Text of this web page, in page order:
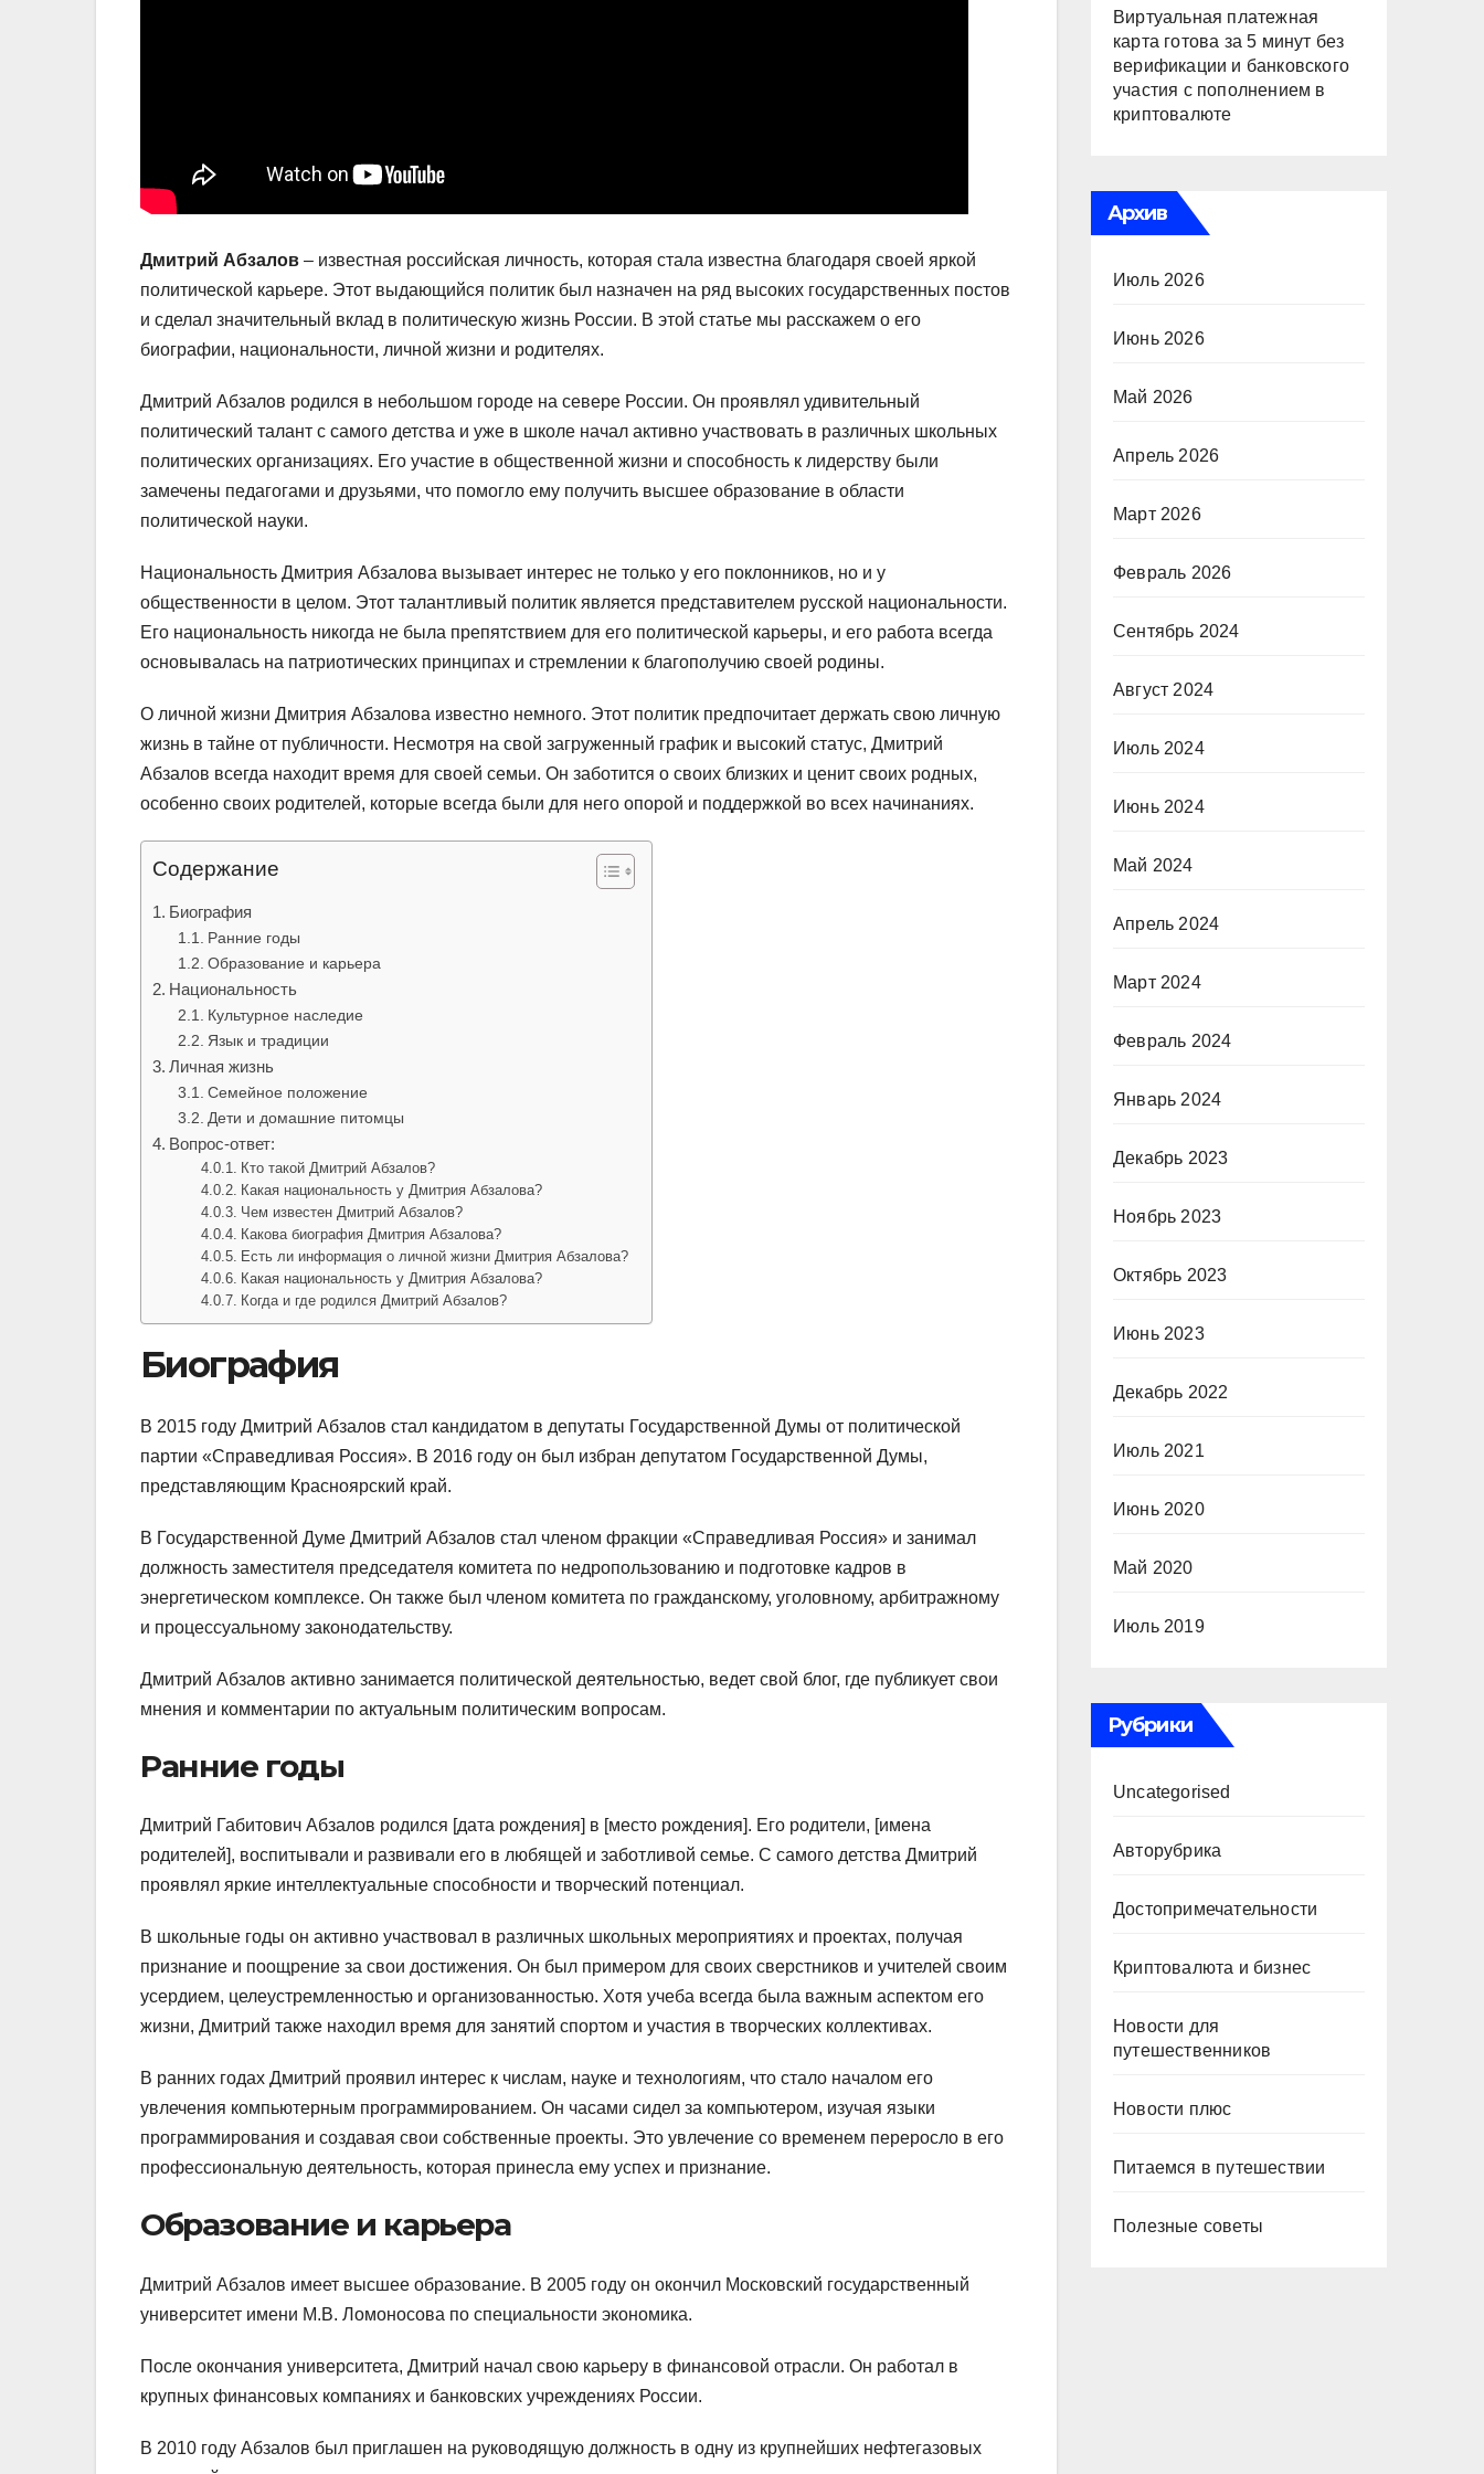
Дмитрий Абзалов – известная российская личность, которая стала известна благодаря своей яркой
политической карьере. Этот выдающийся политик был назначен на ряд высоких государственных постов
и сделал значительный вклад в политическую жизнь России. В этой статье мы расскажем о его
биографии, национальности, личной жизни и родителях.
Дмитрий Абзалов родился в небольшом городе на севере России. Он проявлял удивительный
политический талант с самого детства и уже в школе начал активно участвовать в различных школьных
политических организациях. Его участие в общественной жизни и способность к лидерству были
замечены педагогами и друзьями, что помогло ему получить высшее образование в области
политической науки.
Национальность Дмитрия Абзалова вызывает интерес не только у его поклонников, но и у
общественности в целом. Этот талантливый политик является представителем русской национальности.
Его национальность никогда не была препятствием для его политической карьеры, и его работа всегда
основывалась на патриотических принципах и стремлении к благополучию своей родины.
О личной жизни Дмитрия Абзалова известно немного. Этот политик предпочитает держать свою личную
жизнь в тайне от публичности. Несмотря на свой загруженный график и высокий статус, Дмитрий
Абзалов всегда находит время для своей семьи. Он заботится о своих близких и ценит своих родных,
особенно своих родителей, которые всегда были для него опорой и поддержкой во всех начинаниях.
Содержание
Биография
Ранние годы
Образование и карьера
Национальность
Культурное наследие
Язык и традиции
Личная жизнь
Семейное положение
Дети и домашние питомцы
Вопрос-ответ:
Кто такой Дмитрий Абзалов?
Какая национальность у Дмитрия Абзалова?
Чем известен Дмитрий Абзалов?
Какова биография Дмитрия Абзалова?
Есть ли информация о личной жизни Дмитрия Абзалова?
Какая национальность у Дмитрия Абзалова?
Когда и где родился Дмитрий Абзалов?
Биография
В 2015 году Дмитрий Абзалов стал кандидатом в депутаты Государственной Думы от политической
партии «Справедливая Россия». В 2016 году он был избран депутатом Государственной Думы,
представляющим Красноярский край.
В Государственной Думе Дмитрий Абзалов стал членом фракции «Справедливая Россия» и занимал
должность заместителя председателя комитета по недропользованию и подготовке кадров в
энергетическом комплексе. Он также был членом комитета по гражданскому, уголовному, арбитражному
и процессуальному законодательству.
Дмитрий Абзалов активно занимается политической деятельностью, ведет свой блог, где публикует свои
мнения и комментарии по актуальным политическим вопросам.
Ранние годы
Дмитрий Габитович Абзалов родился [дата рождения] в [место рождения]. Его родители, [имена
родителей], воспитывали и развивали его в любящей и заботливой семье. С самого детства Дмитрий
проявлял яркие интеллектуальные способности и творческий потенциал.
В школьные годы он активно участвовал в различных школьных мероприятиях и проектах, получая
признание и поощрение за свои достижения. Он был примером для своих сверстников и учителей своим
усердием, целеустремленностью и организованностью. Хотя учеба всегда была важным аспектом его
жизни, Дмитрий также находил время для занятий спортом и участия в творческих коллективах.
В ранних годах Дмитрий проявил интерес к числам, науке и технологиям, что стало началом его
увлечения компьютерным программированием. Он часами сидел за компьютером, изучая языки
программирования и создавая свои собственные проекты. Это увлечение со временем переросло в его
профессиональную деятельность, которая принесла ему успех и признание.
Образование и карьера
Дмитрий Абзалов имеет высшее образование. В 2005 году он окончил Московский государственный
университет имени М.В. Ломоносова по специальности экономика.
После окончания университета, Дмитрий начал свою карьеру в финансовой отрасли. Он работал в
крупных финансовых компаниях и банковских учреждениях России.
В 2010 году Абзалов был приглашен на руководящую должность в одну из крупнейших нефтегазовых
Виртуальная платежная
карта готова за 5 минут без
верификации и банковского
участия с пополнением в
криптовалюте
Архив
Июль 2026
Июнь 2026
Май 2026
Апрель 2026
Март 2026
Февраль 2026
Сентябрь 2024
Август 2024
Июль 2024
Июнь 2024
Май 2024
Апрель 2024
Март 2024
Февраль 2024
Январь 2024
Декабрь 2023
Ноябрь 2023
Октябрь 2023
Июнь 2023
Декабрь 2022
Июль 2021
Июнь 2020
Май 2020
Июль 2019
Рубрики
Uncategorised
Авторубрика
Достопримечательности
Криптовалюта и бизнес
Новости для
путешественников
Новости плюс
Питаемся в путешествии
Полезные советы